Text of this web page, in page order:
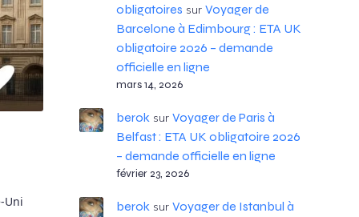
obligatoires sur Voyager de
Barcelone à Edimbourg : ETA UK
obligatoire 2026 – demande
officielle en ligne
mars 14, 2026
beroksur Voyager de Paris à
Belfast : ETA UK obligatoire 2026
– demande officielle en ligne
février 23, 2026
beroksur Voyager de Istanbul à